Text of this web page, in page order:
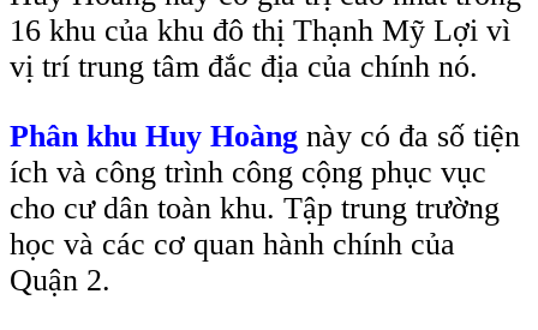
16 khu của khu đô thị Thạnh Mỹ Lợi vì
vị trí trung tâm đắc địa của chính nó.
Phân khu Huy Hoàng này có đa số tiện
ích và công trình công cộng phục vục
cho cư dân toàn khu. Tập trung trường
học và các cơ quan hành chính của
Quận 2.